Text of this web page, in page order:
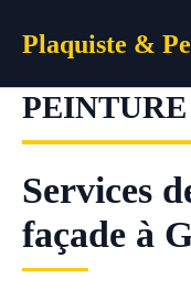
Plaquiste &
Services
façade à